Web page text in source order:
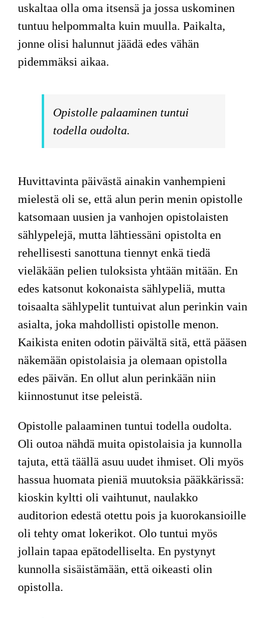
uskaltaa olla oma itsensä ja jossa uskominen
tuntuu helpommalta kuin muulla. Paikalta,
jonne olisi halunnut jäädä edes vähän
pidemmäksi aikaa.
Opistolle palaaminen tuntui
todella oudolta.
Huvittavinta päivästä ainakin vanhempieni
mielestä oli se, että alun perin menin opistolle
katsomaan uusien ja vanhojen opistolaisten
sählypelejä, mutta lähtiessäni opistolta en
rehellisesti sanottuna tiennyt enkä tiedä
vieläkään pelien tuloksista yhtään mitään. En
edes katsonut kokonaista sählypeliä, mutta
toisaalta sählypelit tuntuivat alun perinkin vain
asialta, joka mahdollisti opistolle menon.
Kaikista eniten odotin päivältä sitä, että pääsen
näkemään opistolaisia ja olemaan opistolla
edes päivän. En ollut alun perinkään niin
kiinnostunut itse peleistä.
Opistolle palaaminen tuntui todella oudolta.
Oli outoa nähdä muita opistolaisia ja kunnolla
tajuta, että täällä asuu uudet ihmiset. Oli myös
hassua huomata pieniä muutoksia pääkkärissä:
kioskin kyltti oli vaihtunut, naulakko
auditorion edestä otettu pois ja kuorokansioille
oli tehty omat lokerikot. Olo tuntui myös
jollain tapaa epätodelliselta. En pystynyt
kunnolla sisäistämään, että oikeasti olin
opistolla.